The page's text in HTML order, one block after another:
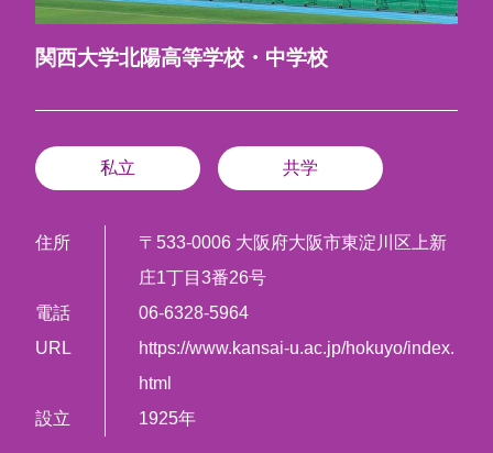
関西大学北陽高等学校・中学校
私立 共学
住所
〒533-0006 大阪府大阪市東淀川区上新
庄1丁目3番26号
電話
06-6328-5964
URL
https://www.kansai-u.ac.jp/hokuyo/index.
html
設立
1925年